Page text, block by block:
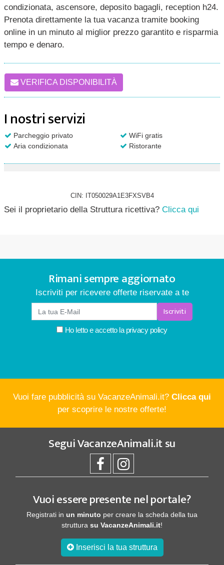
condizionata, ascensore, deposito bagagli, reception h24.
Prenota direttamente la tua vacanza tramite booking
online in un minuto al miglior prezzo garantito e risparmia
tempo e denaro.
VERIFICA DISPONIBILITÀ
I nostri servizi
Parcheggio privato
WiFi gratis
Aria condizionata
Ristorante
CIN: IT050029A1E3FXSVB4
Sei il proprietario della Struttura ricettiva? Clicca qui
Rimani sempre aggiornato
Iscriviti per ricevere offerte riservate a te
Iscriviti
Ho letto e accetto la privacy policy
Vuoi fare pubblicità su VacanzeAnimali.it? Clicca qui
per scoprire le nostre offerte!
SeguiVacanzeAnimali.itsu
Vuoi essere presente nel portale?
Registrati in un minuto per creare la scheda della tua
struttura su VacanzeAnimali.it!
Inserisci la tua struttura